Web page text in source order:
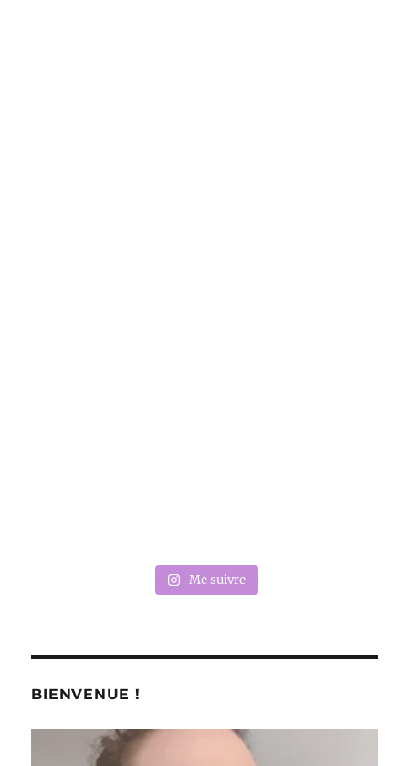
Me suivre
BIENVENUE !